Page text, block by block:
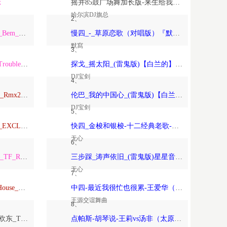
ARS_Remix_Alisha_x_Paso_Bem_Solto_2K25_ft_Daa_LeemingWart_Alexis
ARS_Remix_The_Night_x_Trouble_Is_A_Friend_x_Forver_Young_2K24…
Anson_Mixtape_Vina玛田鼓_Rmx2026_150
TravoL_ReMix_–_NICOLE_EXCLUSIVE_康熙TOYOKI_落泪_TravoL_HarderMix
TF_Remix_Tha_Federline_–_TF_Remix_DOTARapture_TF_REMIX_2026_VVIP
Psychedelic（Dj欧东_DeepHouse_2026）
Love_Beyond_the_Sky（DJ欧东_Trance）
摇并85鼓广场舞加长版-来生给我一个家-恰恰恰恰恰【哈尔滨DJ旗总音乐工作室独家制作】
哈尔滨DJ旗总
2、
慢四_-_草原恋歌（对唱版）『默寫制作』
默寫
3、
探戈_摇太阳_(雷鬼版)【白兰的】-宝剑制作
DJ宝剑
4、
伦巴_我的中国心_(雷鬼版)【白兰的】-宝剑制作
DJ宝剑
5、
快四_金梭和银梭-十二经典老歌-无心制作
无心
6、
三步踩_涛声依旧_(雷鬼版)星星音乐屋、晚风音乐屋-无心制作
无心
7、
中四-最近我很忙也很累-王爱华（太原-王源制作）
王源交谊舞曲
8、
点帕斯-胡琴说-王莉vs汤非（太原-王源制作）